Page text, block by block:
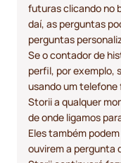
futuras clicando no
daí, as perguntas
perguntas
Se o contador de
perfil, por exemplo,
usando um telefone
Storii a qualquer
de onde ligamos
Eles também
ouvirem a pergunta